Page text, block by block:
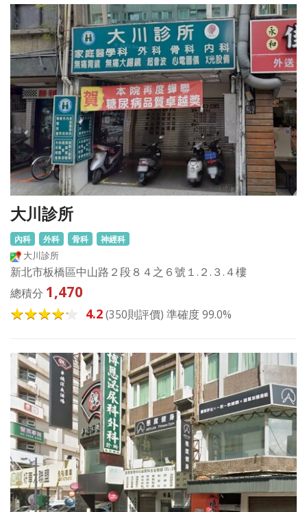
大川診所
內科 外科 骨科 神經科
大川診所
新北市板橋區中山路２段８４之６號１.２.３.４樓
總積分 1,470
4.2(350則評價) 準確度 99.0%